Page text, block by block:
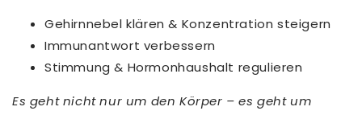
Gehirnnebel klären & Konzentration steigern
Immunantwort verbessern
Stimmung & Hormonhaushalt regulieren
Es geht nicht nur um den Körper – es geht um